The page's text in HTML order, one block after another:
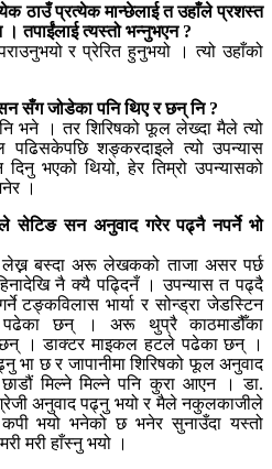
ठाउँ प्रत्येक मान्छेलाई त उहाँले प्रशस्त
। तपाईंलाई त्यस्तो भन्नुभएन ?
र प्रेरित हुनुभयो । त्यो उहाँको
सँग जोडेका पनि थिए र छन् नि ?
भने । तर शिरिषको फूल लेख्दा मैले त्यो
शङ्करदाइले त्यो उपन्यास
भएको थियो, हेर तिम्रो उपन्यासको
।
सेटिङ सन अनुवाद गरेर पढ्नै नपर्ने भो
लेख्न बस्दा अरू लेखकको ताजा असर पर्छ
नै क्यै पढ्दिनँ । उपन्यास त पढ्दै
टङ्कविलास भार्या र सोन्ड्रा जेडस्टिन
पढेका छन् । अरू थुप्रै काठमाडौँका
। डाक्टर माइकल हटले पढेका छन् ।
भा छ र जापानीमा शिरिषको फूल अनुवाद
मिल्ने मिल्ने पनि कुरा आएन । डा.
अनुवाद पढ्नु भयो र मैले नकुलकाजीले
कपी भयो भनेको छ भनेर सुनाउँदा यस्तो
मरी हाँस्नु भयो ।